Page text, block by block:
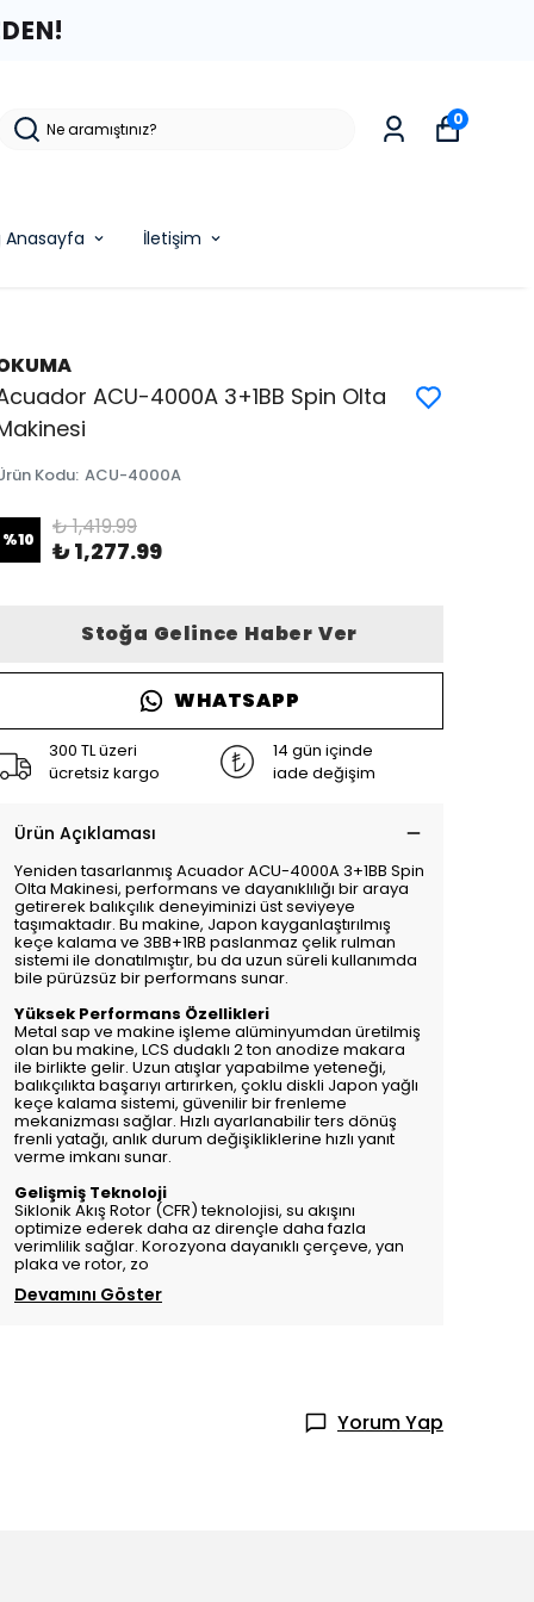
Anasayfa İletişim
0
ACU-4000A 3+1BB Spin Olta
Kodu: ACU-4000A
%10 ₺ 1,419.99
₺ 1,277.99
Stoğa Gelince Haber Ver
WHATSAPP
300 TL üzeri
ücretsiz kargo
14 gün içinde
iade değişim
Ürün Açıklaması
Yeniden tasarlanmış Acuador ACU-4000A 3+1BB Spin
Olta Makinesi, performans ve dayanıklılığı bir araya
getirerek balıkçılık deneyiminizi üst seviyeye
taşımaktadır. Bu makine, Japon kayganlaştırılmış
keçe kalama ve 3BB+1RB paslanmaz çelik rulman
sistemi ile donatılmıştır, bu da uzun süreli kullanımda
bile pürüzsüz bir performans sunar.
Yüksek Performans Özellikleri
Metal sap ve makine işleme alüminyumdan üretilmiş
olan bu makine, LCS dudaklı 2 ton anodize makara
ile birlikte gelir. Uzun atışlar yapabilme yeteneği,
balıkçılıkta başarıyı artırırken, çoklu diskli Japon yağlı
keçe kalama sistemi, güvenilir bir frenleme
mekanizması sağlar. Hızlı ayarlanabilir ters dönüş
frenli yatağı, anlık durum değişikliklerine hızlı yanıt
verme imkanı sunar.
Gelişmiş Teknoloji
Siklonik Akış Rotor (CFR) teknolojisi, su akışını
optimize ederek daha az dirençle daha fazla
verimlilik sağlar. Korozyona dayanıklı çerçeve, yan
plaka ve rotor, zo
Devamını Göster
Yorum Yap